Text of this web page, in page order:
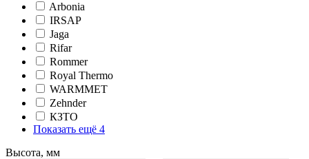
Arbonia
IRSAP
Jaga
Rifar
Rommer
Royal Thermo
WARMMET
Zehnder
КЗТО
Показать ещё 4
Высота, мм